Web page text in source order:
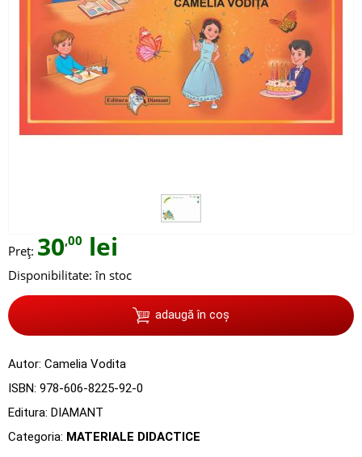
Preț: 30,00 lei
Disponibilitate: în stoc
adaugă în coș
Autor: Camelia Vodita
ISBN: 978-606-8225-92-0
Editura: DIAMANT
Categoria: MATERIALE DIDACTICE